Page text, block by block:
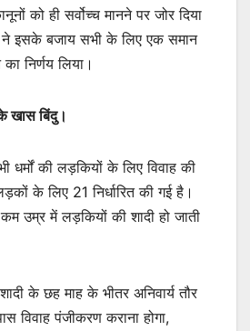
को ही सर्वोच्च मानने पर जोर दिया
इसके बजाय सभी के लिए एक समान
निर्णय लिया।
खास बिंदु।
धर्मों की लड़कियों के लिए विवाह की
के लिए 21 निर्धारित की गई है।
उम्र में लड़कियों की शादी हो जाती
के छह माह के भीतर अनिवार्य तौर
विवाह पंजीकरण कराना होगा,